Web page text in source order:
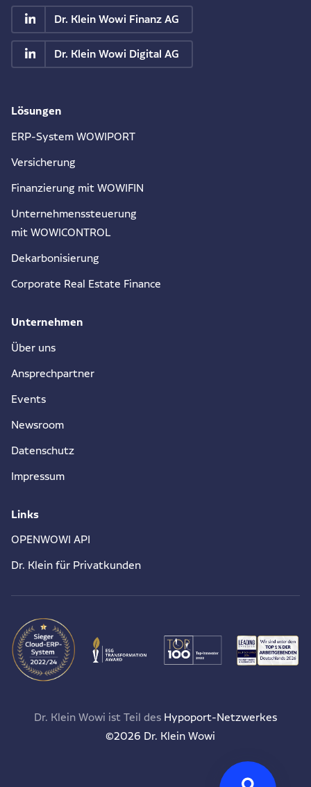
Dr. Klein Wowi Finanz AG
Dr. Klein Wowi Digital AG
Lösungen
ERP-System WOWIPORT
Versicherung
Finanzierung mit WOWIFIN
Unternehmenssteuerung
mit WOWICONTROL
Dekarbonisierung
Corporate Real Estate Finance
Unternehmen
Über uns
Ansprechpartner
Events
Newsroom
Datenschutz
Impressum
Links
OPENWOWI API
Dr. Klein für Privatkunden
Dr. Klein Wowi ist Teil des Hypoport-Netzwerkes
©2026 Dr. Klein Wowi